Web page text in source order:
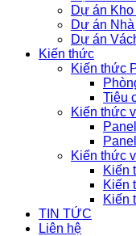
Dự án Kho
Dự án
Dự án
Kiến thức
Kiến thức
Tiêu
Kiến thức
Kiến thức
Kiến
Kiến
Kiến
TIN TỨC
Liên hệ